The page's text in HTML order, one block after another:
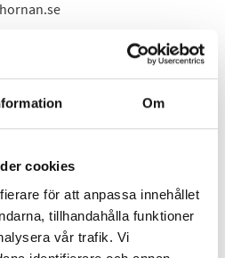
Om
cookies
för att anpassa innehållet
tillhandahålla funktioner
vår trafik. Vi